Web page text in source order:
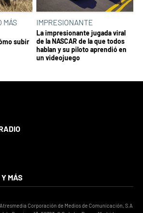
MÁS
subir
IMPRESIONANTE
La impresionante jugada viral
de la NASCAR de la que todos
hablan y su piloto aprendió en
un videojuego
MÁS
Corporación de Medios de Comunicación, S.A